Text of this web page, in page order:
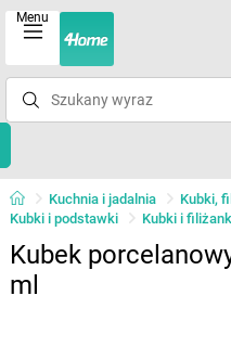
Menu
Kuchnia i jadalnia
Kubki,
Kubki i podstawki
Kubki i
Kubek
ml